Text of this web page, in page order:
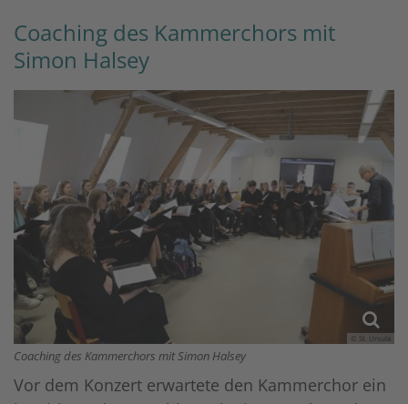
Coaching des Kammerchors mit
Simon Halsey
© St. Ursula
Coaching des Kammerchors mit Simon Halsey
Vor dem Konzert erwartete den Kammerchor ein